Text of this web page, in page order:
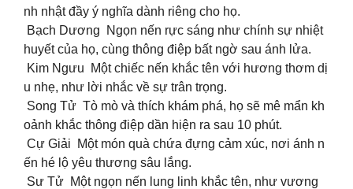
nh nhật đầy ý nghĩa dành riêng cho họ.
Bạch Dương Ngọn nến rực sáng như chính sự nhiệt
huyết của họ, cùng thông điệp bất ngờ sau ánh lửa.
Kim Ngưu Một chiếc nến khắc tên với hương thơm dị
u nhẹ, như lời nhắc về sự trân trọng.
Song Tử Tò mò và thích khám phá, họ sẽ mê mẩn kh
oảnh khắc thông điệp dần hiện ra sau 10 phút.
Cự Giải Một món quà chứa đựng cảm xúc, nơi ánh n
ến hé lộ yêu thương sâu lắng.
Sư Tử Một ngọn nến lung linh khắc tên, như vương